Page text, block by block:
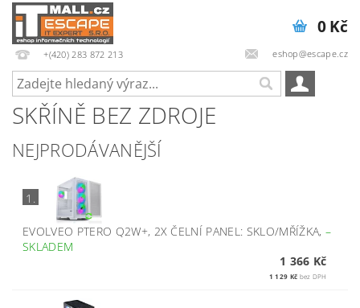
+(420) 283 872 213 eshop@escape.cz
0 Kč
SKŘÍNĚ BEZ ZDROJE
NEJPRODÁVANĚJŠÍ
1.
EVOLVEO PTERO Q2W+, 2X ČELNÍ PANEL: SKLO/MŘÍŽKA, –
SKLADEM
1 366 Kč
1 129 Kč bez DPH